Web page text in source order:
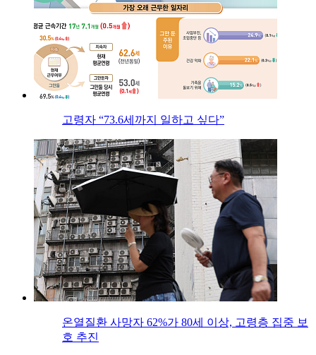
고령자 “73.6세까지 일하고 싶다”
온열질환 사망자 62%가 80세 이상, 고령층 집중 보
호 추진